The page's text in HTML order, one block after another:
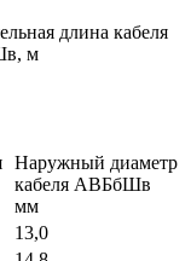
длина кабеля
м
Наружный диаметр
кабеля АВБбШв
мм
13,0